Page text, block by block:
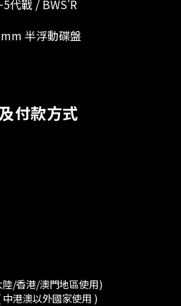
代戰 / BWS'R
半浮動碟盤
付款方式
/香港/澳門地區使用)
港澳以外國家使用 )